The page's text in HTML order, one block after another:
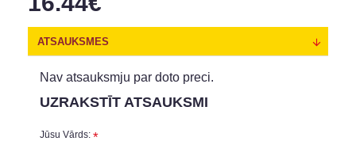
ATSAUKSMES
Nav atsauksmju par doto preci.
UZRAKSTĪT ATSAUKSMI
Jūsu Vārds: